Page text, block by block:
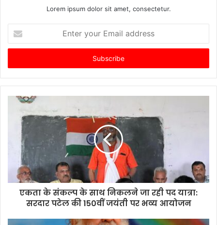
Lorem ipsum dolor sit amet, consectetur.
your
Email
एकता के संकल्प के साथ निकलने जा रही पद यात्रा:
सरदार पटेल की 150वीं जयंती पर भव्य आयोजन